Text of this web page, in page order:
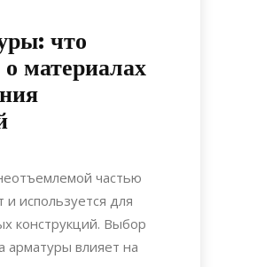
что
материалах
частью
используется для
конструкций. Выбор
арматуры влияет на